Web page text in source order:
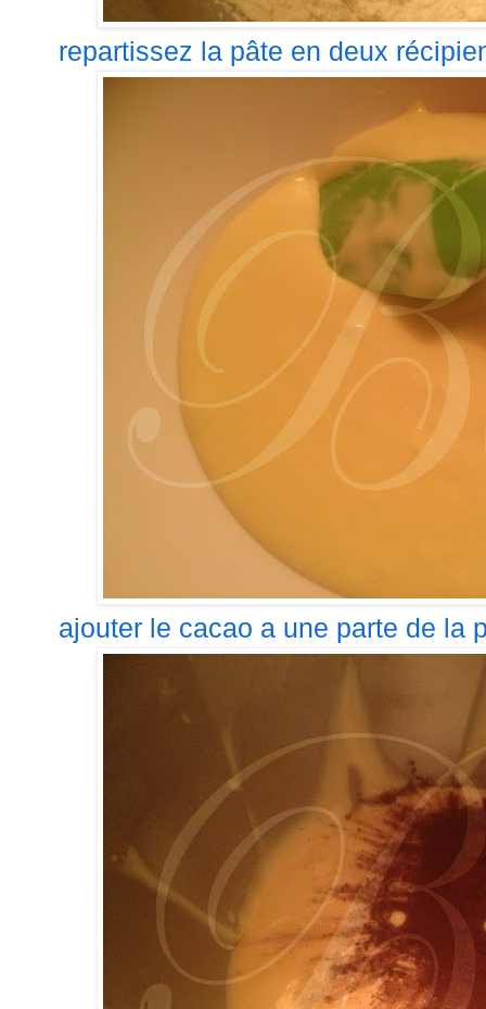
repartissez la pâte en deux
ajouter le cacao a une parte de la